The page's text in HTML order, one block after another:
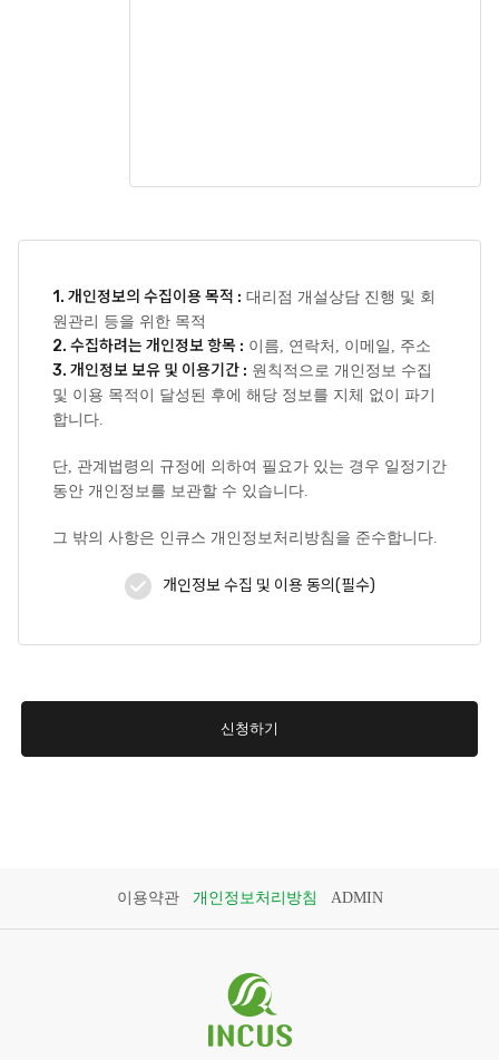
1. 개인정보의 수집이용 목적 : 대리점 개설상담 진행 및 회
원관리 등을 위한 목적
2. 수집하려는 개인정보 항목 : 이름, 연락처, 이메일, 주소
3. 개인정보 보유 및 이용기간 : 원칙적으로 개인정보 수집
및 이용 목적이 달성된 후에 해당 정보를 지체 없이 파기
합니다.
단, 관계법령의 규정에 의하여 필요가 있는 경우 일정기간
동안 개인정보를 보관할 수 있습니다.
그 밖의 사항은 인큐스 개인정보처리방침을 준수합니다.
개인정보 수집 및 이용 동의(필수)
신청하기
이용약관 개인정보처리방침 ADMIN